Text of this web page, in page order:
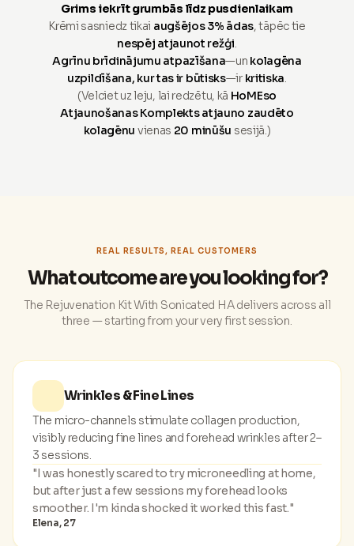
Grims iekrīt grumbās līdz pusdienlaikam
Krēmi sasniedz tikai augšējos 3% ādas, tāpēc tie
nespēj atjaunot režģi.
Agrīnu brīdinājumu atpazīšana—un kolagēna
uzpildīšana, kur tas ir būtisks—ir kritiska.
(Velciet uz leju, lai redzētu, kā HoMEso
Atjaunošanas Komplekts atjauno zaudēto
kolagēnu vienas 20 minūšu sesijā.)
REAL RESULTS, REAL CUSTOMERS
What outcome are you looking for?
The Rejuvenation Kit With Sonicated HA delivers across all
three — starting from your very first session.
Wrinkles & Fine Lines
The micro-channels stimulate collagen production,
visibly reducing fine lines and forehead wrinkles after 2–
3 sessions.
"I was honestly scared to try microneedling at home,
but after just a few sessions my forehead looks
smoother. I'm kinda shocked it worked this fast."
Elena, 27